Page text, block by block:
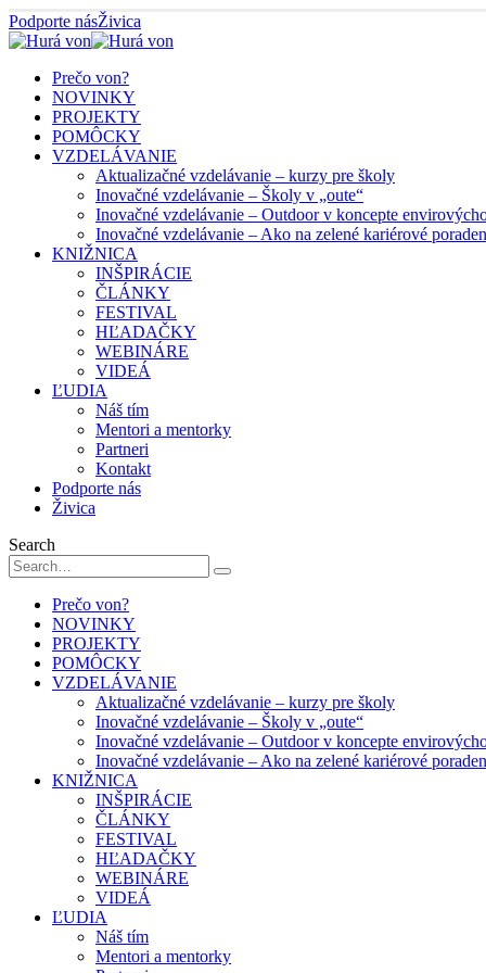
Podporte násŽivica
Prečo von?
NOVINKY
PROJEKTY
POMÔCKY
VZDELÁVANIE
Aktualizačné vzdelávanie – kurzy pre školy
Inovačné vzdelávanie – Školy v „oute“
Inovačné vzdelávanie – Outdoor v koncepte
Inovačné vzdelávanie – Ako na zelené kariérové
KNIŽNICA
INŠPIRÁCIE
ČLÁNKY
FESTIVAL
HĽADAČKY
WEBINÁRE
VIDEÁ
ĽUDIA
Náš tím
Mentori a mentorky
Partneri
Kontakt
Podporte nás
Živica
Search
Prečo von?
NOVINKY
PROJEKTY
POMÔCKY
VZDELÁVANIE
Aktualizačné vzdelávanie – kurzy pre školy
Inovačné vzdelávanie – Školy v „oute“
Inovačné vzdelávanie – Outdoor v koncepte
Inovačné vzdelávanie – Ako na zelené kariérové
KNIŽNICA
INŠPIRÁCIE
ČLÁNKY
FESTIVAL
HĽADAČKY
WEBINÁRE
VIDEÁ
ĽUDIA
Náš tím
Mentori a mentorky